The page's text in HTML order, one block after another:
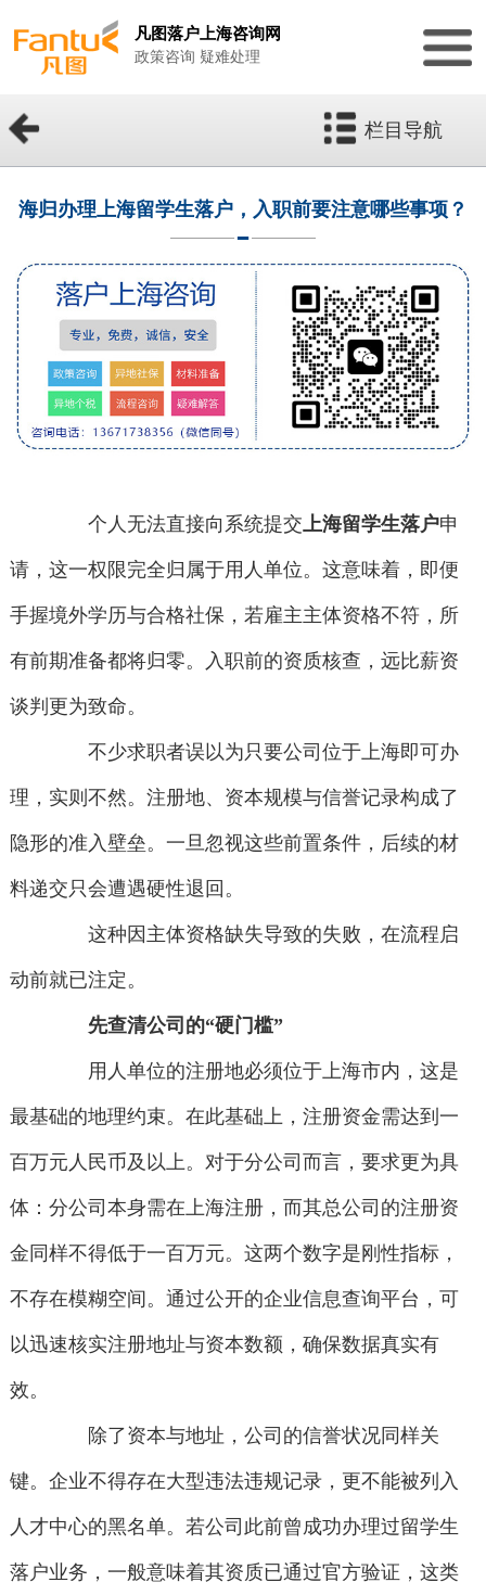
凡图落户上海咨询网
政策咨询 疑难处理
栏目导航
海归办理上海留学生落户，入职前要注意哪些事项？
个人无法直接向系统提交上海留学生落户申
请，这一权限完全归属于用人单位。这意味着，即便
手握境外学历与合格社保，若雇主主体资格不符，所
有前期准备都将归零。入职前的资质核查，远比薪资
谈判更为致命。
不少求职者误以为只要公司位于上海即可办
理，实则不然。注册地、资本规模与信誉记录构成了
隐形的准入壁垒。一旦忽视这些前置条件，后续的材
料递交只会遭遇硬性退回。
这种因主体资格缺失导致的失败，在流程启
动前就已注定。
先查清公司的“硬门槛”
用人单位的注册地必须位于上海市内，这是
最基础的地理约束。在此基础上，注册资金需达到一
百万元人民币及以上。对于分公司而言，要求更为具
体：分公司本身需在上海注册，而其总公司的注册资
金同样不得低于一百万元。这两个数字是刚性指标，
不存在模糊空间。通过公开的企业信息查询平台，可
以迅速核实注册地址与资本数额，确保数据真实有
效。
除了资本与地址，公司的信誉状况同样关
键。企业不得存在大型违法违规记录，更不能被列入
人才中心的黑名单。若公司此前曾成功办理过留学生
落户业务，一般意味着其资质已通过官方验证，这类